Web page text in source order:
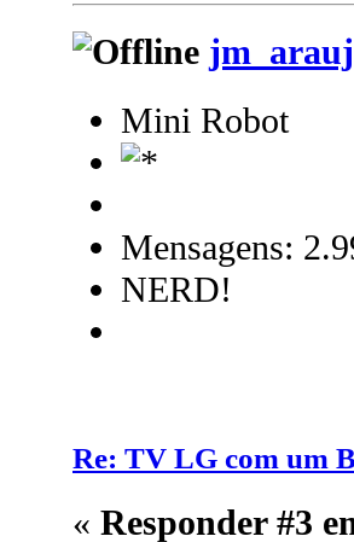
Mini Robot
Mensagens:
NERD!
Re: TV LG com um
« Responder #3